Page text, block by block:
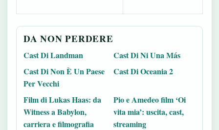
DA NON PERDERE
Cast Di Landman
Cast Di Ni Una Más
Cast Di Non È Un Paese
Per Vecchi
Cast Di Oceania 2
Film di Lukas Haas: da
Witness a Babylon,
carriera e filmografia
Pio e Amedeo film ‘Oi
vita mia’: uscita, cast,
streaming